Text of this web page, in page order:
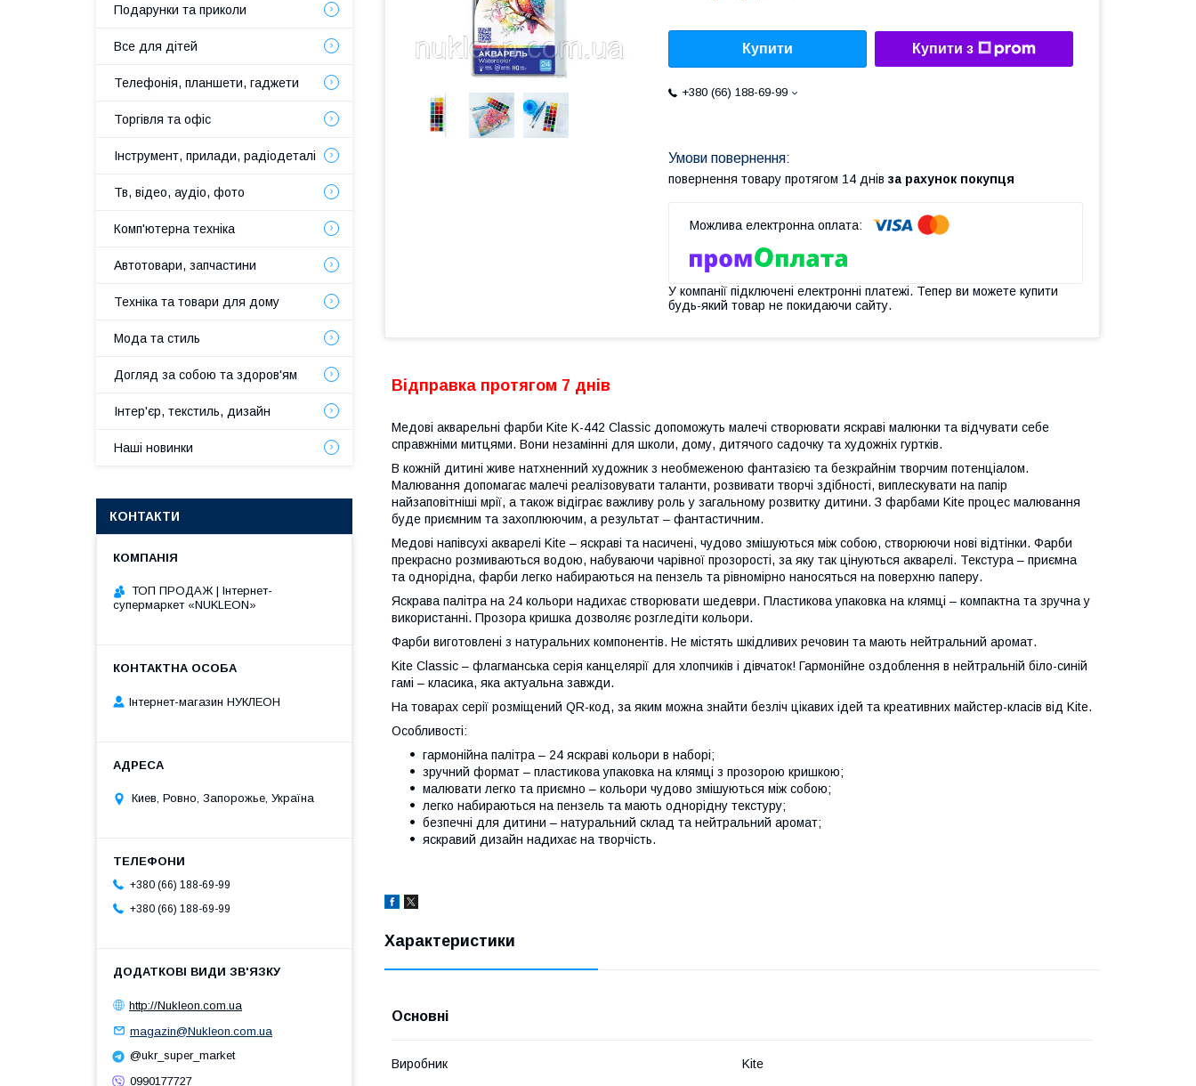
Купити Купити з
+380 (66) 188-69-99
повернення товару протягом 14 днів за рахунок покупця
У компанії підключені електронні платежі. Тепер ви можете купити
будь-який товар не покидаючи сайту.
Відправка протягом 7 днів
Медові акварельні фарби Kite K-442 Classic допоможуть малечі створювати яскраві малюнки та відчувати себе
справжніми митцями. Вони незамінні для школи, дому, дитячого садочку та художніх гуртків.
В кожній дитині живе натхненний художник з необмеженою фантазією та безкрайнім творчим потенціалом.
Малювання допомагає малечі реалізовувати таланти, розвивати творчі здібності, виплескувати на папір
найзаповітніші мрії, а також відіграє важливу роль у загальному розвитку дитини. З фарбами Kite процес малювання
буде приємним та захоплюючим, а результат – фантастичним.
Медові напівсухі акварелі Kite – яскраві та насичені, чудово змішуються між собою, створюючи нові відтінки. Фарби
прекрасно розмиваються водою, набуваючи чарівної прозорості, за яку так цінуються акварелі. Текстура – приємна
та однорідна, фарби легко набираються на пензель та рівномірно наносяться на поверхню паперу.
Яскрава палітра на 24 кольори надихає створювати шедеври. Пластикова упаковка на клямці – компактна та зручна у
використанні. Прозора кришка дозволяє розгледіти кольори.
Фарби виготовлені з натуральних компонентів. Не містять шкідливих речовин та мають нейтральний аромат.
Kite Classic – флагманська серія канцелярії для хлопчиків і дівчаток! Гармонійне оздоблення в нейтральній біло-синій
гамі – класика, яка актуальна завжди.
На товарах серії розміщений QR-код, за яким можна знайти безліч цікавих ідей та креативних майстер-класів від Kite.
Особливості:
гармонійна палітра – 24 яскраві кольори в наборі;
зручний формат – пластикова упаковка на клямці з прозорою кришкою;
малювати легко та приємно – кольори чудово змішуються між собою;
легко набираються на пензель та мають однорідну текстуру;
безпечні для дитини – натуральний склад та нейтральний аромат;
яскравий дизайн надихає на творчість.
Характеристики
Основні
Виробник Kite
Подарунки та приколи
Все для дітей
Телефонія, планшети, гаджети
Торгівля та офіс
Інструмент, прилади, радіодеталі
Тв, відео, аудіо, фото
Комп'ютерна техніка
Автотовари, запчастини
Техніка та товари для дому
Мода та стиль
Догляд за собою та здоров'ям
Інтер'єр, текстиль, дизайн
Наші новинки
КОНТАКТИ
ТОП ПРОДАЖ | Інтернет-
супермаркет «NUKLEON»
Інтернет-магазин НУКЛЕОН
Киев, Ровно, Запорожье, Україна
+380 (66) 188-69-99
+380 (66) 188-69-99
http://Nukleon.com.ua
magazin@Nukleon.com.ua
@ukr_super_market
0990177727